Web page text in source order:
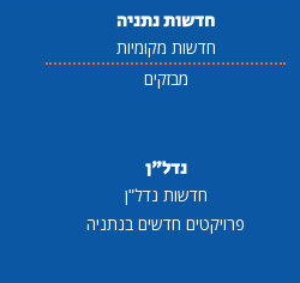
חדשות נתניה
חדשות מקומיות
מבזקים
נדל"ן
חדשות נדל"ן
פרויקטים חדשים בנתניה